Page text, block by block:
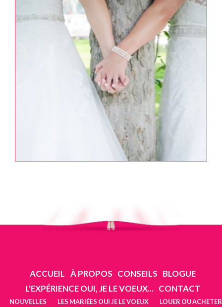
ACCUEIL À PROPOS CONSEILS BLOGUE
L'EXPÉRIENCE OUI, JE LE VOEUX... CONTACT
NOUVELLES LES MARIÉES OUI JE LE VOEUX
LOUER OU ACHETER